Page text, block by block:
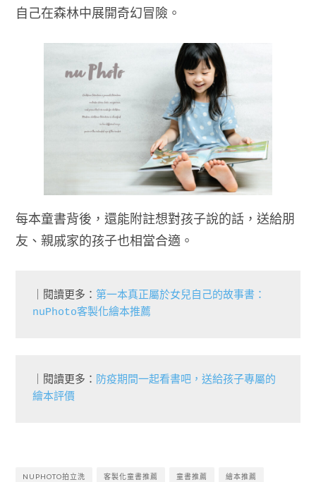
自己在森林中展開奇幻冒險。
每本童書背後，還能附註想對孩子說的話，送給朋
友、親戚家的孩子也相當合適。
｜閱讀更多： 第一本真正屬於女兒自己的故事書：
nuPhoto客製化繪本推薦
｜閱讀更多： 防疫期間一起看書吧，送給孩子專屬的
繪本評價
NUPHOTO拍立洗 客製化童書推薦 童書推薦 繪本推薦